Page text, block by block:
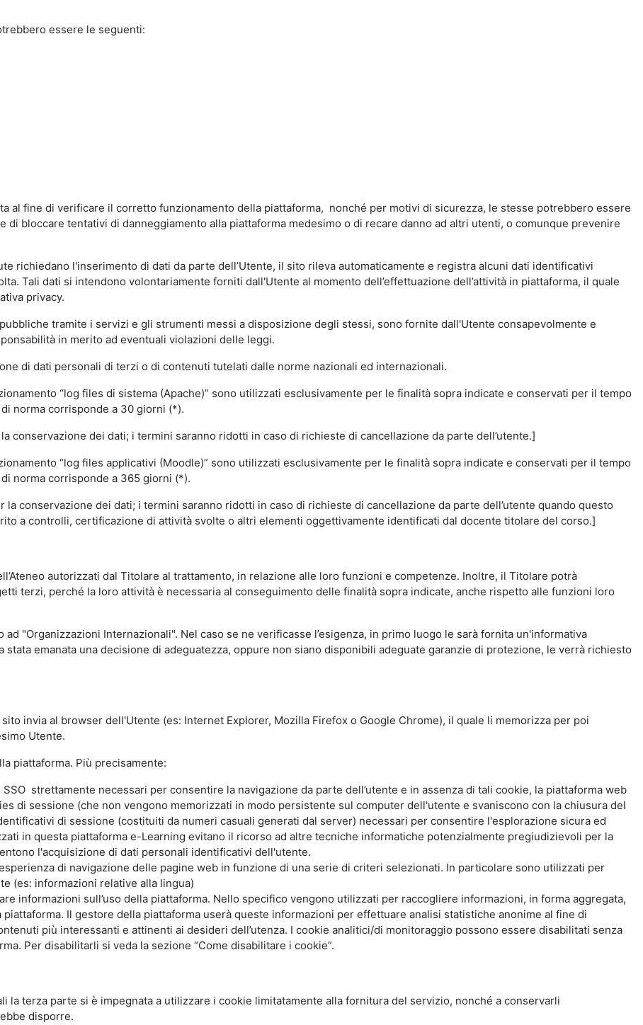
essere le seguenti:
al fine di verificare il corretto funzionamento della piattaforma, nonché per motivi di sicurezza, le stesse potrebbero essere
bloccare tentativi di danneggiamento alla piattaforma medesimo o di recare danno ad altri utenti, o comunque prevenire
richiedano l'inserimento di dati da parte dell’Utente, il sito rileva automaticamente e registra alcuni dati identificativi
Tali dati si intendono volontariamente forniti dall'Utente al momento dell’effettuazione dell’attività in piattaforma, il quale
privacy.
tramite i servizi e gli strumenti messi a disposizione degli stessi, sono fornite dall'Utente consapevolmente e
in merito ad eventuali violazioni delle leggi.
di dati personali di terzi o di contenuti tutelati dalle norme nazionali ed internazionali.
“log files di sistema (Apache)” sono utilizzati esclusivamente per le finalità sopra indicate e conservati per il tempo
norma corrisponde a 30 giorni (*).
conservazione dei dati; i termini saranno ridotti in caso di richieste di cancellazione da parte dell’utente.]
“log files applicativi (Moodle)” sono utilizzati esclusivamente per le finalità sopra indicate e conservati per il tempo
norma corrisponde a 365 giorni (*).
conservazione dei dati; i termini saranno ridotti in caso di richieste di cancellazione da parte dell’utente quando questo
a controlli, certificazione di attività svolte o altri elementi oggettivamente identificati dal docente titolare del corso.]
autorizzati dal Titolare al trattamento, in relazione alle loro funzioni e competenze. Inoltre, il Titolare potrà
terzi, perché la loro attività è necessaria al conseguimento delle finalità sopra indicate, anche rispetto alle funzioni loro
"Organizzazioni Internazionali". Nel caso se ne verificasse l’esigenza, in primo luogo le sarà fornita un'informativa
emanata una decisione di adeguatezza, oppure non siano disponibili adeguate garanzie di protezione, le verrà richiesto
invia al browser dell'Utente (es: Internet Explorer, Mozilla Firefox o Google Chrome), il quale li memorizza per poi
Utente.
piattaforma. Più precisamente:
strettamente necessari per consentire la navigazione da parte dell’utente e in assenza di tali cookie, la piattaforma web
di sessione (che non vengono memorizzati in modo persistente sul computer dell'utente e svaniscono con la chiusura del
di sessione (costituiti da numeri casuali generati dal server) necessari per consentire l'esplorazione sicura ed
in questa piattaforma e-Learning evitano il ricorso ad altre tecniche informatiche potenzialmente pregiudizievoli per la
l'acquisizione di dati personali identificativi dell'utente.
di navigazione delle pagine web in funzione di una serie di criteri selezionati. In particolare sono utilizzati per
(es: informazioni relative alla lingua)
informazioni sull’uso della piattaforma. Nello specifico vengono utilizzati per raccogliere informazioni, in forma aggregata,
Il gestore della piattaforma userà queste informazioni per effettuare analisi statistiche anonime al fine di
più interessanti e attinenti ai desideri dell’utenza. I cookie analitici/di monitoraggio possono essere disabilitati senza
Per disabilitarli si veda la sezione “Come disabilitare i cookie”.
la terza parte si è impegnata a utilizzare i cookie limitatamente alla fornitura del servizio, nonché a conservarli
disporre.